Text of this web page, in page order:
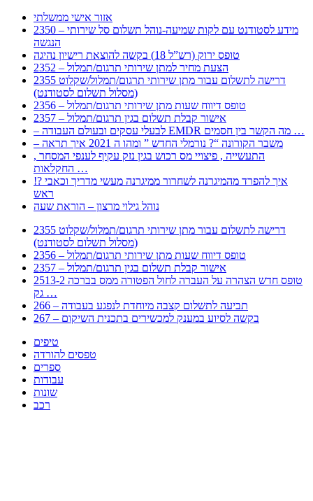
אזור אישי ממשלתי
2350 – מידע לסטודנט עם לקות שמיעה-נוהל תשלום סל שירותי
הנגשה
טופס ירוק (רש”ל 18) בקשה להוצאת רישיון נהיגה
2352 – הצעת מחיר למתן שירותי תרגום/תמלול
2355 דרישה לתשלום עבור מתן שירותי תרגום/תמלול/שקלוט
(מסלול תשלום לסטודנט)
2356 – טופס דיווח שעות מתן שירותי תרגום/תמלול
2357 – אישור קבלת תשלום בגין תרגום/תמלול
– לבעלי עסקים ובעולם העבודה EMDR מה הקשר בין חסמים …
– משבר הקורונה “? נורמלי החדש ” ומהו ה 2021 איך תראה
, התעשייה , פיצויי מס רכוש בגין נזק עקיף לענפי המסחר
החקלאות …
!? איך להפרד מהמיגרנה לשחרור ממיגרנה מעשי מדריך וכאבי
ראש
נוהל גילוי מרצון – הוראת שעה
2355 דרישה לתשלום עבור מתן שירותי תרגום/תמלול/שקלוט
(מסלול תשלום לסטודנט)
2356 – טופס דיווח שעות מתן שירותי תרגום/תמלול
2357 – אישור קבלת תשלום בגין תרגום/תמלול
2513-2 טופס חדש הצהרה על העברה לחול הפטורה ממס בברכה
גק …
266 – תביעה לתשלום קצבה מיוחדת לנפגע בעבודה
267 – בקשה לסיוע במענק למכשירים בתכנית השיקום
טיפים
טפסים להורדה
ספרים
עבודות
שונות
רכב